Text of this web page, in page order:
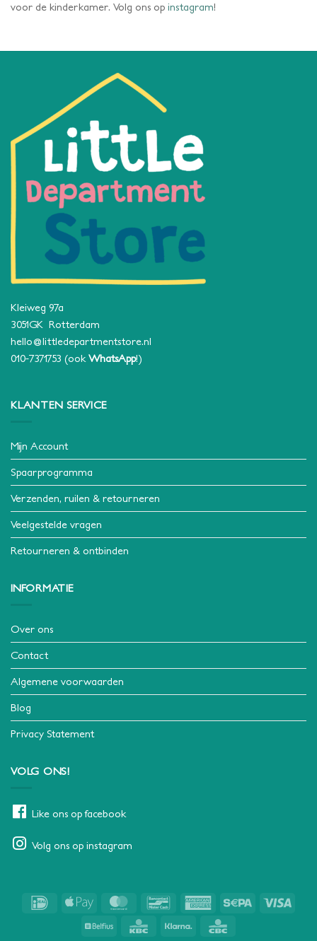
voor de kinderkamer. Volg ons op instagram!
Kleiweg 97a
3051GK Rotterdam
hello@littledepartmentstore.nl
010-7371753 (ook WhatsApp!)
KLANTEN SERVICE
Mijn Account
Spaarprogramma
Verzenden, ruilen & retourneren
Veelgestelde vragen
Retourneren & ontbinden
INFORMATIE
Over ons
Contact
Algemene voorwaarden
Blog
Privacy Statement
VOLG ONS!
Like ons op facebook
Volg ons op instagram
IDeal
Apple
MasterCardBancontact American Sepa
Belfius KBC Klarna